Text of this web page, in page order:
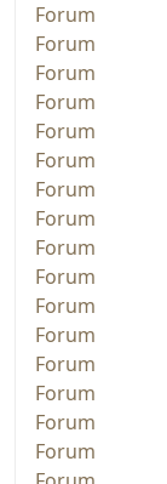
Forum
Forum
Forum
Forum
Forum
Forum
Forum
Forum
Forum
Forum
Forum
Forum
Forum
Forum
Forum
Forum